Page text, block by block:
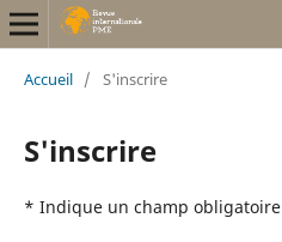
Accueil / S'inscrire
S'inscrire
* Indique un champ obligatoire